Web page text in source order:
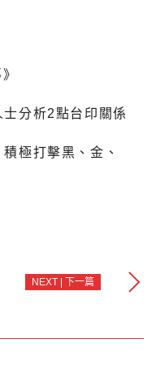
分析2點台印關係
極打擊黑、金、
NEXT | 下一篇